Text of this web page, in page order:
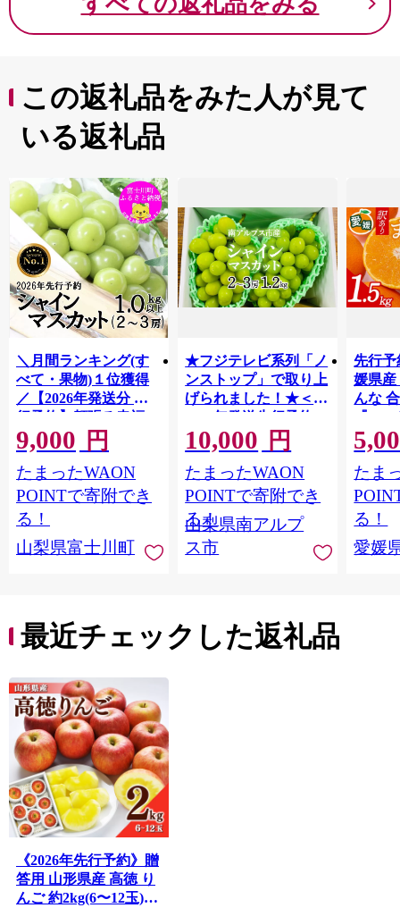
この返礼品をみた人が見て
いる返礼品
＼月間ランキング(す
べて・果物)１位獲得
／【2026年発送分 先
行予約】頬張る幸福
感 〜緑の宝石・ シ
ャインマスカット 〜
１ｋｇ以上（２〜３
房） フルーツ 山梨県
産 果物 くだもの シャ
イン マスカット ぶど
う ブドウ 葡萄 大粒 種
9,000 円
たまったWAON
POINTで寄附でき
る！
山梨県富士川町
★フジテレビ系列「ノ
ンストップ」で取り上
げられました！★＜
2026年発送先行予約＞
南アルプス市産シャイ
ンマスカット1.2kg以
上（2～3房） クール
便発送 ALPAG007
10,000 円
たまったWAON
POINTで寄附でき
る！
山梨県南アルプ
ス市
先行予
媛県産
んな
『
出荷
ご自宅
マド
あり
ツ 高
産地直
レンジ
たま
る！
愛媛
最近チェックした返礼品
《2026年先行予約》贈
答用 山形県産 高徳 り
んご 約2kg(6〜12玉)